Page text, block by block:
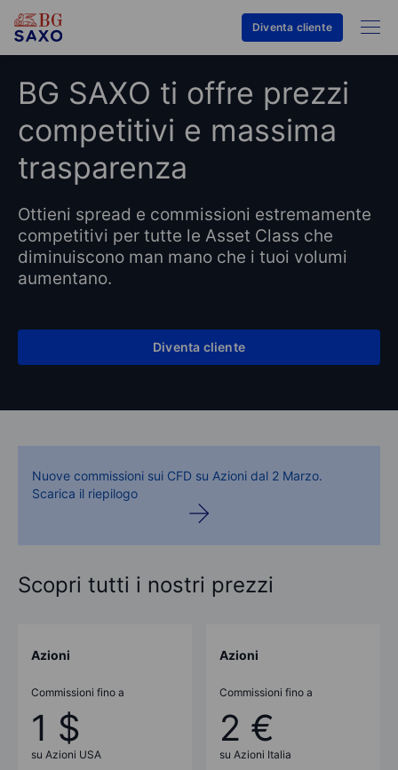
Diventa cliente
BG SAXO ti offre prezzi
competitivi e massima
trasparenza
Ottieni spread e commissioni estremamente
competitivi per tutte le Asset Class che
diminuiscono man mano che i tuoi volumi
aumentano.
Diventa cliente
Nuove commissioni sui CFD su Azioni dal 2 Marzo.
Scarica il riepilogo
Scopri tutti i nostri prezzi
Azioni
Commissioni fino a
1 $
su Azioni USA
Azioni
Commissioni fino a
2 €
su Azioni Italia